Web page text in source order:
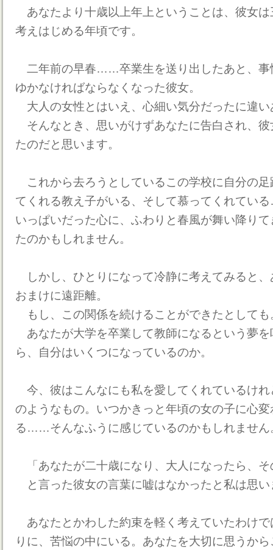
あなたより十歳以上年上ということは、彼女
考えはじめる年頃です。
二年前の早春……卒業生を送り出したあと、事
ゆかなければならなくなった彼女。
大人の女性とはいえ、心細い気分だったに違い
そんなとき、思いがけずあなたに告白され、
たのだと思います。
これから去ろうとしているこの学校に自分の
てくれる教え子がいる、そして慕ってくれてい
いっぱいだった心に、ふわりと春風が舞い降り
たのかもしれません。
しかし、ひとりになって冷静に考えてみると
おまけに遠距離。
もし、この関係を続けることができたとしても
あなたが大学を卒業して教師になるという夢
ら、自分はいくつになっているのか。
今、彼はこんなにも私を愛してくれているけ
のようなもの。いつかきっと年頃の女の子に心
る……そんなふうに感じているのかもしれません
「あなたが二十歳になり、大人になったら、
と言った彼女の言葉に嘘はなかったと私は思い
あなたとかわした約束を軽く考えていたわけ
りに、苦悩の中にいる。あなたを大切に思うか